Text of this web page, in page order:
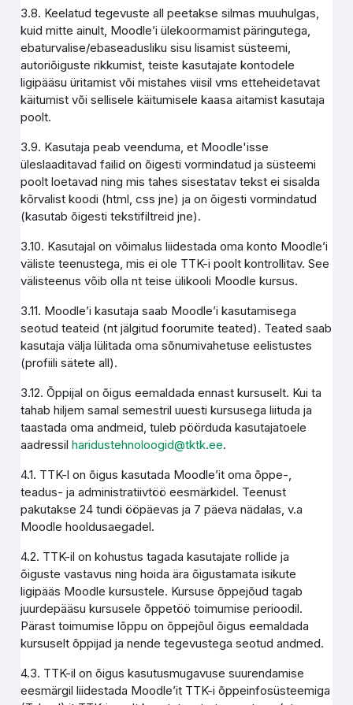
3.8. Keelatud tegevuste all peetakse silmas muuhulgas,
kuid mitte ainult, Moodle’i ülekoormamist päringutega,
ebaturvalise/ebaseadusliku sisu lisamist süsteemi,
autoriõiguste rikkumist, teiste kasutajate kontodele
ligipääsu üritamist või mistahes viisil vms etteheidetavat
käitumist või sellisele käitumisele kaasa aitamist kasutaja
poolt.
3.9. Kasutaja peab veenduma, et Moodle'isse
üleslaaditavad failid on õigesti vormindatud ja süsteemi
poolt loetavad ning mis tahes sisestatav tekst ei sisalda
kõrvalist koodi (html, css jne) ja on õigesti vormindatud
(kasutab õigesti tekstifiltreid jne).
3.10. Kasutajal on võimalus liidestada oma konto Moodle’i
väliste teenustega, mis ei ole TTK-i poolt kontrollitav. See
välisteenus võib olla nt teise ülikooli Moodle kursus.
3.11. Moodle’i kasutaja saab Moodle’i kasutamisega
seotud teateid (nt jälgitud foorumite teated). Teated saab
kasutaja välja lülitada oma sõnumivahetuse eelistustes
(profiili sätete all).
3.12. Õppijal on õigus eemaldada ennast kursuselt. Kui ta
tahab hiljem samal semestril uuesti kursusega liituda ja
taastada oma andmeid, tuleb pöörduda kasutajatoele
aadressilharidustehnoloogid@tktk.ee.
4.1. TTK-l on õigus kasutada Moodle’it oma õppe-,
teadus- ja administratiivtöö eesmärkidel. Teenust
pakutakse 24 tundi ööpäevas ja 7 päeva nädalas, v.a
Moodle hooldusaegadel.
4.2. TTK-il on kohustus tagada kasutajate rollide ja
õiguste vastavus ning hoida ära õigustamata isikute
ligipääs Moodle kursustele. Kursuse õppejõud tagab
juurdepääsu kursusele õppetöö toimumise perioodil.
Pärast toimumise lõppu on õppejõul õigus eemaldada
kursuselt õppijad ja nende tegevustega seotud andmed.
4.3. TTK-il on õigus kasutusmugavuse suurendamise
eesmärgil liidestada Moodle’it TTK-i õppeinfosüsteemiga